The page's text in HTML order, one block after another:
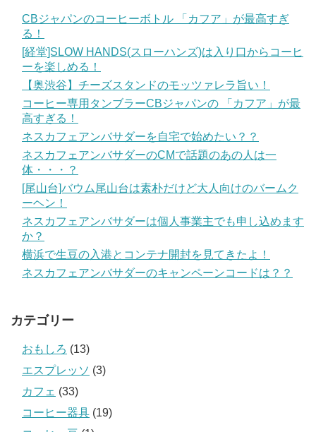
CBジャパンのコーヒーボトル 「カフア」が最高すぎ
る！
[経堂]SLOW HANDS(スローハンズ)は入り口からコーヒ
ーを楽しめる！
【奥渋谷】チーズスタンドのモッツァレラ旨い！
コーヒー専用タンブラーCBジャパンの 「カフア」が最
高すぎる！
ネスカフェアンバサダーを自宅で始めたい？？
ネスカフェアンバサダーのCMで話題のあの人は一
体・・・？
[尾山台]バウム尾山台は素朴だけど大人向けのバームク
ーヘン！
ネスカフェアンバサダーは個人事業主でも申し込めます
か？
横浜で生豆の入港とコンテナ開封を見てきたよ！
ネスカフェアンバサダーのキャンペーンコードは？？
カテゴリー
おもしろ (13)
エスプレッソ (3)
カフェ (33)
コーヒー器具 (19)